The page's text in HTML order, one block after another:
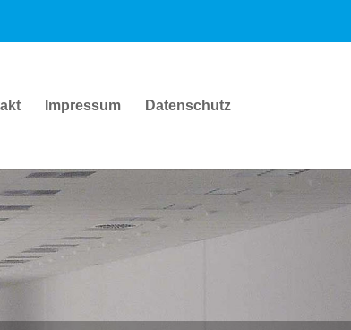
Impressum Datenschutz